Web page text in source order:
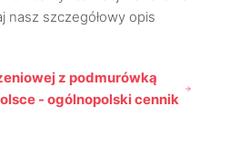
nasz szczegółowy opis
z podmurówką
- ogólnopolski cennik